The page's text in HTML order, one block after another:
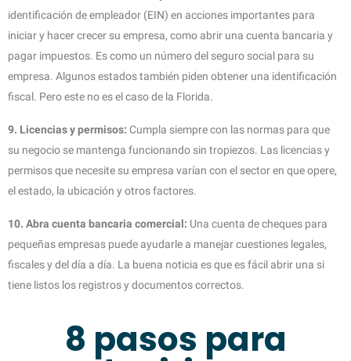
identificación de empleador (EIN) en acciones importantes para
iniciar y hacer crecer su empresa, como abrir una cuenta bancaria y
pagar impuestos. Es como un número del seguro social para su
empresa. Algunos estados también piden obtener una identificación
fiscal. Pero este no es el caso de la Florida.
9. Licencias y permisos: Cumpla siempre con las normas para que
su negocio se mantenga funcionando sin tropiezos. Las licencias y
permisos que necesite su empresa varían con el sector en que opere,
el estado, la ubicación y otros factores.
10. Abra cuenta bancaria comercial: Una cuenta de cheques para
pequeñas empresas puede ayudarle a manejar cuestiones legales,
fiscales y del día a día. La buena noticia es que es fácil abrir una si
tiene listos los registros y documentos correctos.
8 pasos para